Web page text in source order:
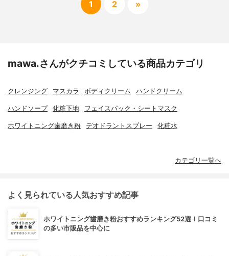
1 2 »
mawa.さんがクチコミしている商品カテゴリ
クレンジング マスカラ ボディクリーム ハンドクリーム
ハンドソープ 化粧下地 フェイスパック・シートマスク
ホワイトニング歯磨き粉 デオドラントスプレー 化粧水
カテゴリ一覧へ
よく見られている人気おすすめ記事
ホワイトニング歯磨き粉おすすめランキング52選！口コミ
の多い市販品を中心に